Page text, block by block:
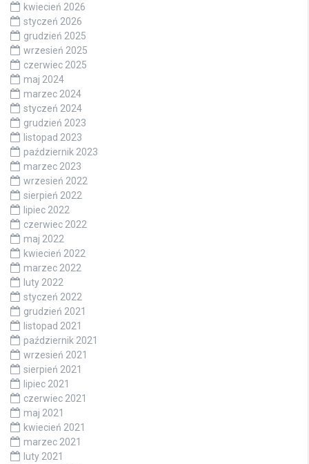
kwiecień 2026
styczeń 2026
grudzień 2025
wrzesień 2025
czerwiec 2025
maj 2024
marzec 2024
styczeń 2024
grudzień 2023
listopad 2023
październik 2023
marzec 2023
wrzesień 2022
sierpień 2022
lipiec 2022
czerwiec 2022
maj 2022
kwiecień 2022
marzec 2022
luty 2022
styczeń 2022
grudzień 2021
listopad 2021
październik 2021
wrzesień 2021
sierpień 2021
lipiec 2021
czerwiec 2021
maj 2021
kwiecień 2021
marzec 2021
luty 2021